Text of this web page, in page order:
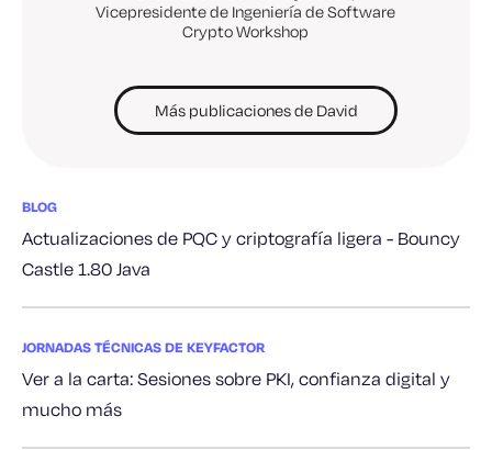
Vicepresidente de Ingeniería de Software
Crypto Workshop
Más publicaciones de David
BLOG
Actualizaciones de PQC y criptografía ligera - Bouncy
Castle 1.80 Java
JORNADAS TÉCNICAS DE KEYFACTOR
Ver a la carta: Sesiones sobre PKI, confianza digital y
mucho más